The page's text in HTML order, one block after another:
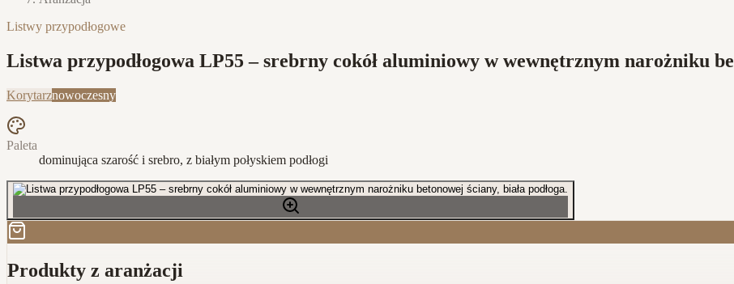
Listwy przypodłogowe
Listwa przypodłogowa LP55 – srebrny cokół aluminiowy w wewnętrznym narożniku
Korytarznowoczesny
Paleta
dominująca szarość i srebro, z białym połyskiem podłogi
Produkty z aranżacji